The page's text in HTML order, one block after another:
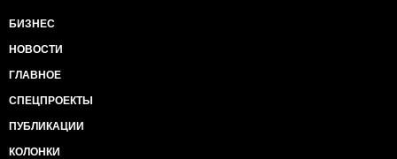
БИЗНЕС
НОВОСТИ
ГЛАВНОЕ
СПЕЦПРОЕКТЫ
ПУБЛИКАЦИИ
КОЛОНКИ